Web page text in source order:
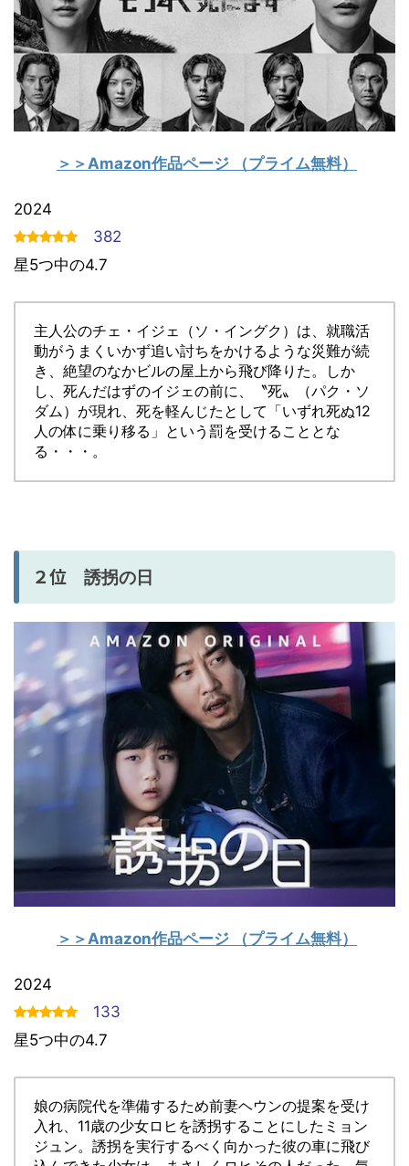
＞＞Amazon作品ページ （プライム無料）
2024
382
星5つ中の4.7
主人公のチェ・イジェ（ソ・イングク）は、就職活
動がうまくいかず追い討ちをかけるような災難が続
き、絶望のなかビルの屋上から飛び降りた。しか
し、死んだはずのイジェの前に、〝死〟（パク・ソ
ダム）が現れ、死を軽んじたとして「いずれ死ぬ12
人の体に乗り移る」という罰を受けることとな
る・・・。
２位 誘拐の日
＞＞Amazon作品ページ （プライム無料）
2024
133
星5つ中の4.7
娘の病院代を準備するため前妻ヘウンの提案を受け
入れ、11歳の少女ロヒを誘拐することにしたミョン
ジュン。誘拐を実行するべく向かった彼の車に飛び